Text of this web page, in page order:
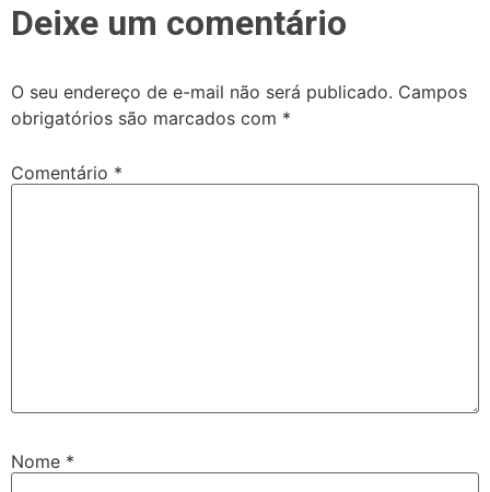
Deixe um comentário
O seu endereço de e-mail não será publicado. Campos
obrigatórios são marcados com *
Comentário *
Nome *